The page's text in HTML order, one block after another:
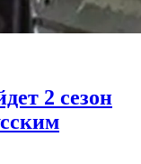
2 сезон